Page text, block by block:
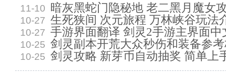
11-10 暗灰黑蛇门隐秘地 老二黑月魔女
10-27 生死狭间 次元旅程 万林峡谷玩法
10-27 手游界面翻译 剑灵2手游主界面中
10-25 剑灵副本开荒大众秒伤和装备参
10-25 剑灵攻略 新芽币自动抽奖 简单上